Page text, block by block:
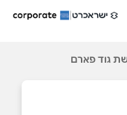
גוד פארם